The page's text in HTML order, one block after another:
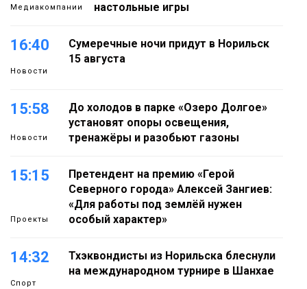
Медиакомпании
настольные игры
16:40
Новости
Сумеречные ночи придут в Норильск
15 августа
15:58
Новости
До холодов в парке «Озеро Долгое»
установят опоры освещения,
тренажёры и разобьют газоны
15:15
Проекты
Претендент на премию «Герой
Северного города» Алексей Зангиев:
«Для работы под землёй нужен
особый характер»
14:32
Спорт
Тхэквондисты из Норильска блеснули
на международном турнире в Шанхае